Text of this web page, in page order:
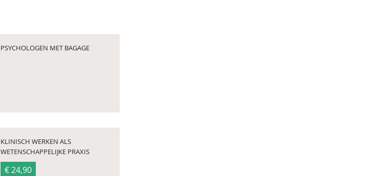
PSYCHOLOGEN MET BAGAGE
KLINISCH WERKEN ALS
WETENSCHAPPELIJKE PRAXIS
€ 24,90